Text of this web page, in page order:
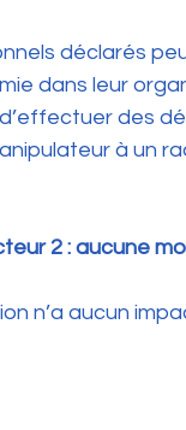
déclarés
dans leur
des
à un
2 : aucune
n’a aucun